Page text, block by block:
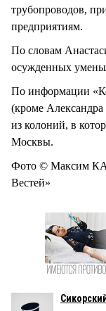
трубопроводов,
предприятиям.
По словам
осужденных
По информации
(кроме
из колоний, в
Москвы.
Фото © Максим
Вестей»